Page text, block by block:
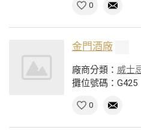
0
金門酒廠
廠商分類： 威士
攤位號碼：G425
0